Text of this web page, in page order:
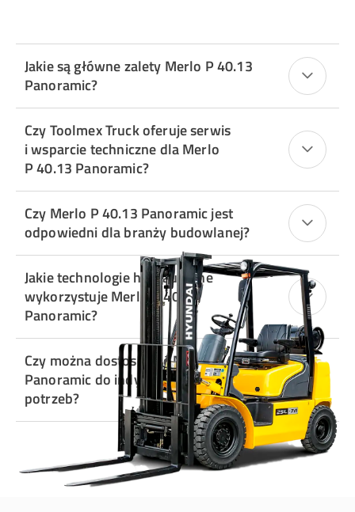
Jakie są główne zalety Merlo P 40.13
Panoramic?
Czy Toolmex Truck oferuje serwis
i wsparcie techniczne dla Merlo
P 40.13 Panoramic?
Czy Merlo P 40.13 Panoramic jest
odpowiedni dla branży budowlanej?
Jakie technologie hydrauliczne
wykorzystuje Merlo P 40.13
Panoramic?
Czy można dostosować Merlo P 40.13
Panoramic do indywidualnych
potrzeb?